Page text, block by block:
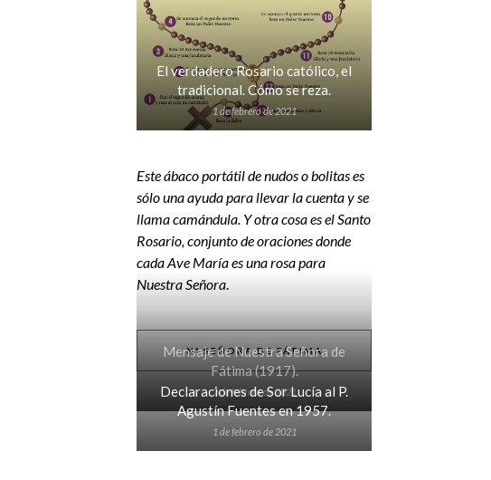
El verdadero Rosario católico, el
tradicional. Cómo se reza.
1 de febrero de 2021
Este ábaco portátil de nudos o bolitas es
sólo una ayuda para llevar la cuenta y se
llama camándula. Y otra cosa es el Santo
Rosario, conjunto de oraciones donde
cada Ave María es una rosa para
Nuestra Señora.
Nª SEÑORA DE FÁTIMA
Mensaje de Nuestra Señora de
Fátima (1917).
2 de febrero de 2021
Declaraciones de Sor Lucía al P.
Agustín Fuentes en 1957.
1 de febrero de 2021